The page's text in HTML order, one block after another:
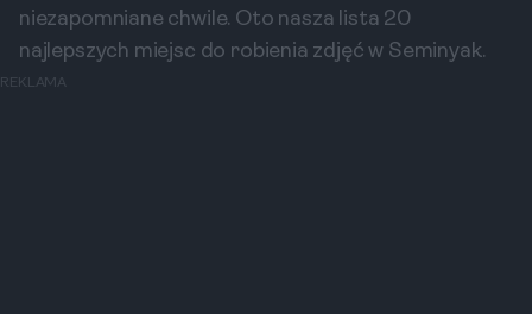
niezapomniane chwile. Oto nasza lista 20
najlepszych miejsc do robienia zdjęć w Seminyak.
REKLAMA